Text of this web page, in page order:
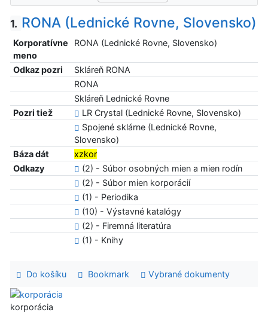
1. RONA (Lednické Rovne, Slovensko)
Korporatívne
meno
RONA (Lednické Rovne, Slovensko)
Odkaz pozri
Skláreň RONA
RONA
Skláreň Lednické Rovne
Pozri tiež
LR Crystal (Lednické Rovne, Slovensko)
Spojené sklárne (Lednické Rovne,
Slovensko)
Báza dát
xzkor
Odkazy
(2) - Súbor osobných mien a mien rodín
(2) - Súbor mien korporácií
(1) - Periodika
(10) - Výstavné katalógy
(2) - Firemná literatúra
(1) - Knihy
Do košíku Bookmark Vybrané dokumenty
korporácia